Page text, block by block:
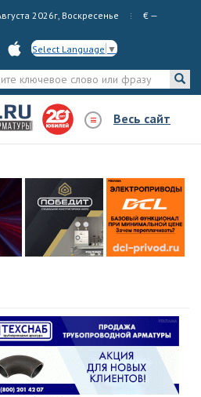
2026г, Воскресенье € —
Select Language ▼
Весь сайт